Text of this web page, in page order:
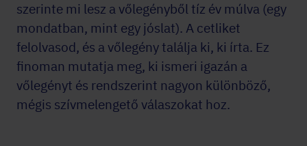
szerinte mi lesz a vőlegényből tíz év múlva (egy
mondatban, mint egy jóslat). A cetliket
felolvasod, és a vőlegény találja ki, ki írta. Ez
finoman mutatja meg, ki ismeri igazán a
vőlegényt és rendszerint nagyon különböző,
mégis szívmelengető válaszokat hoz.